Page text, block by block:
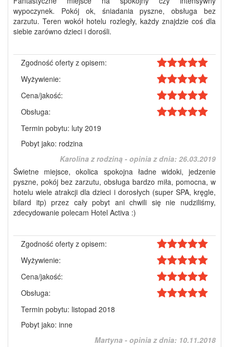
wypoczynek. Pokój ok, śniadania pyszne, obsługa bez
zarzutu. Teren wokół hotelu rozległy, każdy znajdzie coś dla
siebie zarówno dzieci i dorośli.
Zgodność oferty z opisem:
Wyżywienie:
Cena/jakość:
Obsługa:
Termin pobytu: luty 2019
Pobyt jako: rodzina
Karolina z rodziną - opinia z dnia: 26.03.2019
Świetne miejsce, okolica spokojna ładne widoki, jedzenie
pyszne, pokój bez zarzutu, obsługa bardzo miła, pomocna, w
hotelu wiele atrakcji dla dzieci i dorosłych (super SPA, kręgle,
bilard itp) przez cały pobyt ani chwili się nie nudziliśmy,
zdecydowanie polecam Hotel Activa :)
Zgodność oferty z opisem:
Wyżywienie:
Cena/jakość:
Obsługa:
Termin pobytu: listopad 2018
Pobyt jako: inne
Martyna - opinia z dnia: 10.11.2018